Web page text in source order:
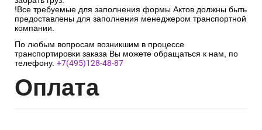
!Все требуемые для заполнения формы Актов должны быть
предоставлены для заполнения менеджером транспортной
компании.
По любым вопросам возникшим в процессе
транспортировки заказа Вы можете обращаться к нам, по
телефону. +7(495)128-48-87
Оплата